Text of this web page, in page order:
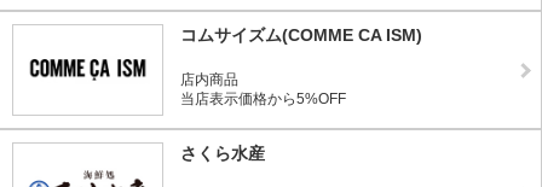
コムサイズム(COMME CA ISM)
店内商品
当店表示価格から5%OFF
さくら水産